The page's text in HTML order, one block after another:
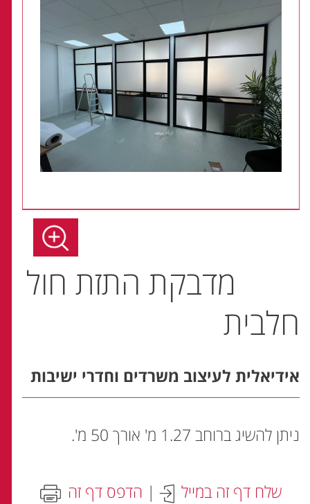
מדבקת התזת חול
חלבית
אידיאלית לעיצוב משרדים וחדרי ישיבות
ניתן להשיג ברוחב 1.27 מ' אורך 50 מ'.
שלח דף זה במייל | הדפס דף זה